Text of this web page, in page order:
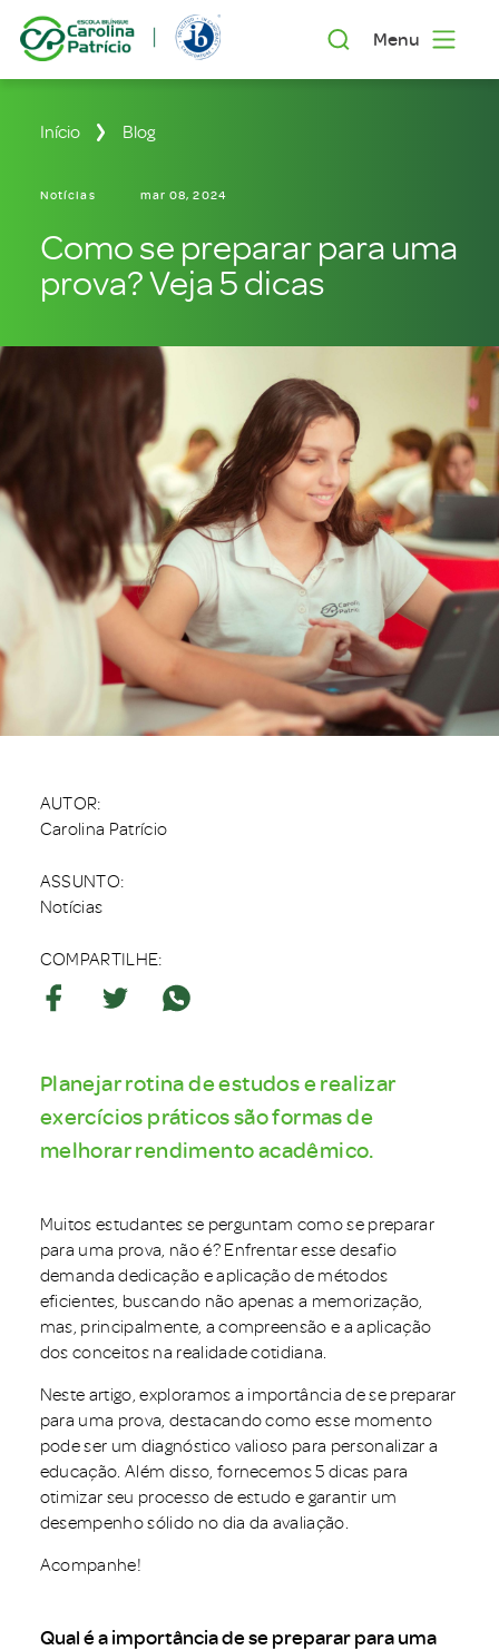
Menu
Início Blog
Notícias mar 08, 2024
Como se preparar para uma
prova? Veja 5 dicas
AUTOR:
Carolina Patrício
ASSUNTO:
Notícias
COMPARTILHE:
Planejar rotina de estudos e realizar
exercícios práticos são formas de
melhorar rendimento acadêmico.
Muitos estudantes se perguntam como se preparar
para uma prova, não é? Enfrentar esse desafio
demanda dedicação e aplicação de métodos
eficientes, buscando não apenas a memorização,
mas, principalmente, a compreensão e a aplicação
dos conceitos na realidade cotidiana.
Neste artigo, exploramos a importância de se preparar
para uma prova, destacando como esse momento
pode ser um diagnóstico valioso para personalizar a
educação. Além disso, fornecemos 5 dicas para
otimizar seu processo de estudo e garantir um
desempenho sólido no dia da avaliação.
Acompanhe!
Qual é a importância de se preparar para uma